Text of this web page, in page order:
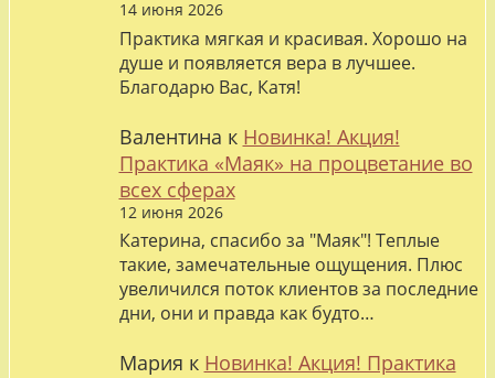
14 июня 2026
Практика мягкая и красивая. Хорошо на
душе и появляется вера в лучшее.
Благодарю Вас, Катя!
Валентина к Новинка! Акция!
Практика «Маяк» на процветание во
всех сферах
12 июня 2026
Катерина, спасибо за "Маяк"! Теплые
такие, замечательные ощущения. Плюс
увеличился поток клиентов за последние
дни, они и правда как будто…
Мария к Новинка! Акция! Практика